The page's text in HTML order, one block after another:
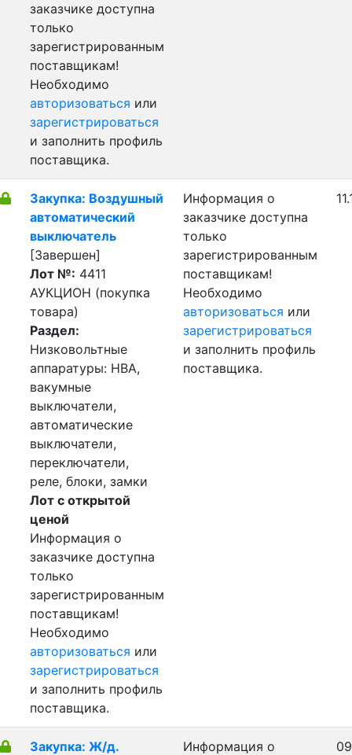
заказчике доступна
только
зарегистрированным
поставщикам!
Необходимо
авторизоваться или
зарегистрироваться
и заполнить профиль
поставщика.
Закупка: Воздушный
автоматический
выключатель
[Завершен]
Лот №: 4411
АУКЦИОН (покупка
товара)
Раздел:
Низковольтные
аппаратуры: НВА,
вакумные
выключатели,
автоматические
выключатели,
переключатели,
реле, блоки, замки
Лот с открытой
ценой
Информация о
заказчике доступна
только
зарегистрированным
поставщикам!
Необходимо
авторизоваться или
зарегистрироваться
и заполнить профиль
поставщика.
Информация о
заказчике доступна
только
зарегистрированным
поставщикам!
Необходимо
авторизоваться или
зарегистрироваться
и заполнить профиль
поставщика.
Закупка: Ж/д.
Информация о